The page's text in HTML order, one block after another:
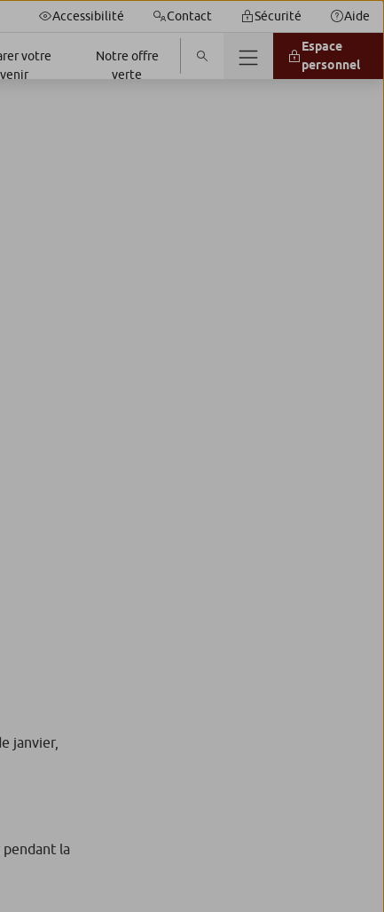
Accessibilité Contact Sécurité Aide
votre
Notre offre
verte
Espace
personnel
janvier,
pendant la